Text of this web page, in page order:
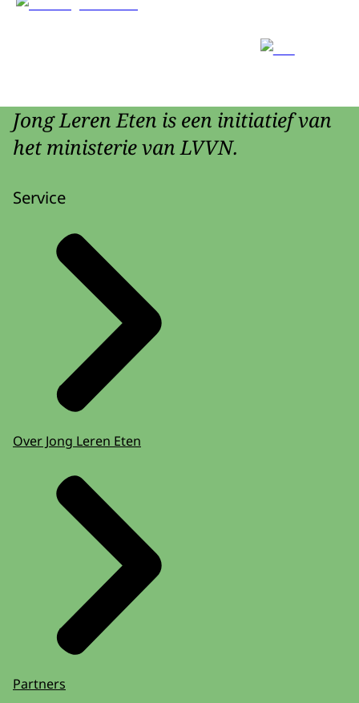
Jong Leren Eten is een initiatief van
het ministerie van LVVN.
Service
Over Jong Leren Eten
Partners